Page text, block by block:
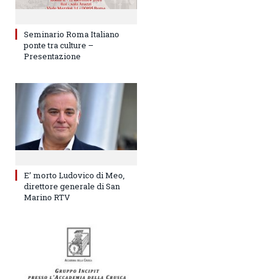
Seminario Roma Italiano
ponte tra culture –
Presentazione
E’ morto Ludovico di Meo,
direttore generale di San
Marino RTV